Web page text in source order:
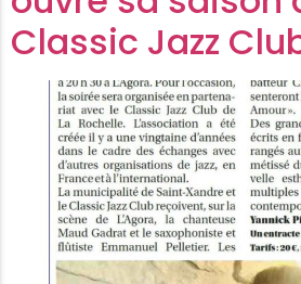
Classic Jazz